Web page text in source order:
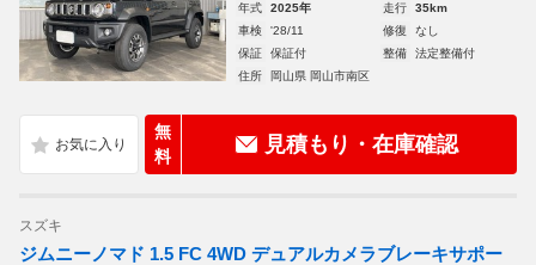
年式 2025年 走行
35km
車検
'28/11 修復
なし
保証
保証付 整備
法定整備付
住所
岡山県 岡山市南区
無
料
見積もり・在庫確認
スズキ
ジムニーノマド 1.5 FC 4WD デュアルカメラブレーキサポー